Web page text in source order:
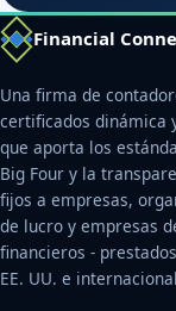
Financial
Una firma de
certificados dinámica
que aporta los
Big Four y la
fijos a empresas,
de lucro y empresas
financieros -
EE. UU. e